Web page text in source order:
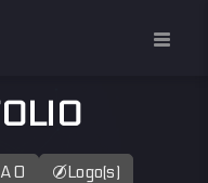
Logo(s)